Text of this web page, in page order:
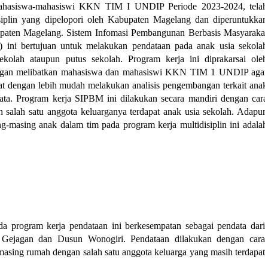
mahasiswi KKN TIM I UNDIP Periode 2023-2024,
yang dipelopori oleh Kabupaten Magelang dan
Magelang. Sistem Infomasi Pembangunan Berbasis
bertujuan untuk melakukan pendataan pada anak usia
ataupun putus sekolah. Program kerja ini diprakarsai
melibatkan mahasiswa dan mahasiswi KKN TIM 1 UNDIP
dengan lebih mudah melakukan analisis pengembangan terkait
Program kerja SIPBM ini dilakukan secara mandiri dengan
salah satu anggota keluarganya terdapat anak usia sekolah.
masing anak dalam tim pada program kerja multidisiplin ini
program kerja pendataan ini berkesempatan sebagai pendata dari
dan Dusun Wonogiri. Pendataan dilakukan dengan cara
rumah dengan salah satu anggota keluarga yang masih terdapat